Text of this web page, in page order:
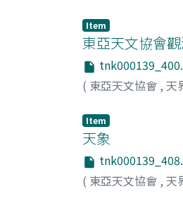
Item
東亞天文協會
( 東亞天文協會 , 天
Item
天象
( 東亞天文協會 , 天